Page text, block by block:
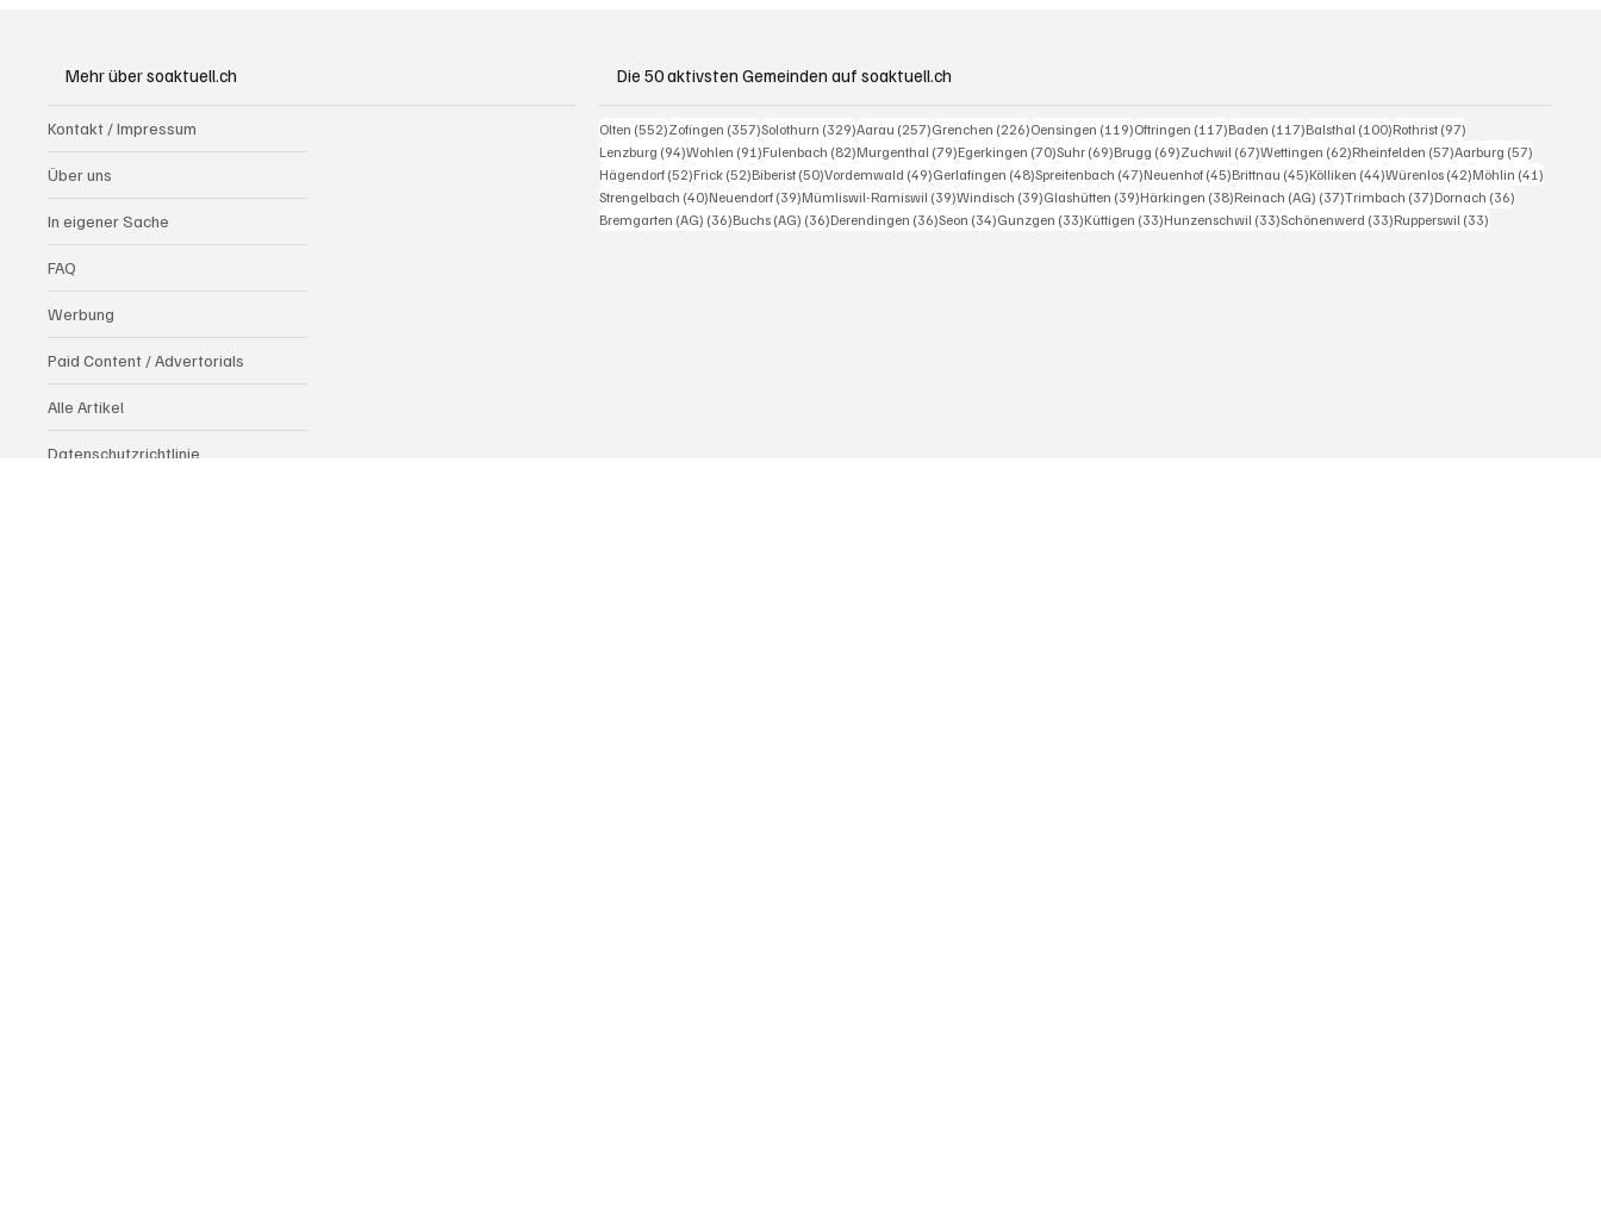
Mehr über soaktuell.ch
Kontakt / Impressum
Über uns
In eigener Sache
FAQ
Werbung
Paid Content / Advertorials
Alle Artikel
Datenschutzrichtlinie
Die 50 aktivsten Gemeinden auf soaktuell.ch
Olten (552)552 Beiträge
Zofingen (357)357 Beiträge
Solothurn (329)329 Beiträge
Aarau (257)257 Beiträge
Grenchen (226)226 Beiträge
Oensingen (119)119 Beiträge
Oftringen (117)117 Beiträge
Baden (117)117 Beiträge
Balsthal (100)100 Beiträge
Rothrist (97)
Lenzburg (94)94 Beiträge
Wohlen (91)91 Beiträge
Fulenbach (82)82 Beiträge
Murgenthal (79)79 Beiträge
Egerkingen (70)70 Beiträge
Suhr (69)69 Beiträge
Brugg (69)69 Beiträge
Zuchwil (67)67 Beiträge
Wettingen (62)62 Beiträge
Rheinfelden (57)57 Beiträge
Aarburg (57)
Hägendorf (52)52 Beiträge
Frick (52)52 Beiträge
Biberist (50)50 Beiträge
Vordemwald (49)49 Beiträge
Gerlafingen (48)48 Beiträge
Spreitenbach (47)47 Beiträge
Neuenhof (45)45 Beiträge
Brittnau (45)45 Beiträge
Kölliken (44)44 Beiträge
Würenlos (42)42 Beiträge
Möhlin (41)
Strengelbach (40)40 Beiträge
Neuendorf (39)39 Beiträge
Mümliswil-Ramiswil (39)39 Beiträge
Windisch (39)39 Beiträge
Glashütten (39)39 Beiträge
Härkingen (38)38 Beiträge
Reinach (AG) (37)37 Beiträge
Trimbach (37)37 Beiträge
Dornach (36)
Bremgarten (AG) (36)36 Beiträge
Buchs (AG) (36)36 Beiträge
Derendingen (36)36 Beiträge
Seon (34)34 Beiträge
Gunzgen (33)33 Beiträge
Küttigen (33)33 Beiträge
Hunzenschwil (33)33 Beiträge
Schönenwerd (33)33 Beiträge
Rupperswil (33)